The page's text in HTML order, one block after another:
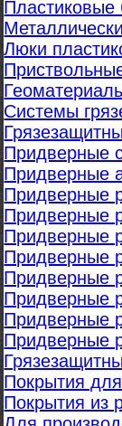
Люки
Системы
Придверные
Придверные
Придверные
Придверные
Придверные
Придверные
Придверные
Придверные
Придверные
Придверные
Покрытия
Покрытия из